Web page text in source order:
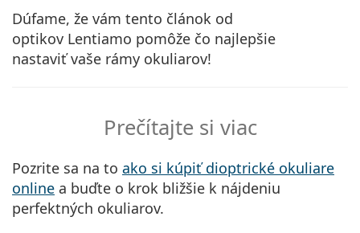
Dúfame, že vám tento článok od
optikov Lentiamo pomôže čo najlepšie
nastaviť vaše rámy okuliarov!
Prečítajte si viac
Pozrite sa na to ako si kúpiť dioptrické okuliare
online a buďte o krok bližšie k nájdeniu
perfektných okuliarov.